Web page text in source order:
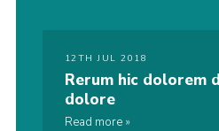
12TH JUL 2018
Rerum hic dolorem
dolore
Read more